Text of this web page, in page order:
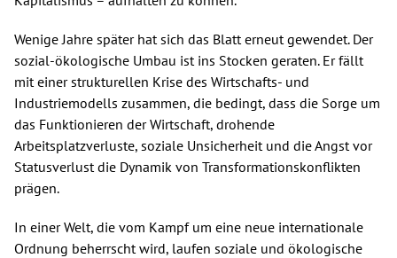
Wenige Jahre später hat sich das Blatt erneut gewendet. Der
sozial-ökologische Umbau ist ins Stocken geraten. Er fällt
mit einer strukturellen Krise des Wirtschafts- und
Industriemodells zusammen, die bedingt, dass die Sorge um
das Funktionieren der Wirtschaft, drohende
Arbeitsplatzverluste, soziale Unsicherheit und die Angst vor
Statusverlust die Dynamik von Transformationskonflikten
prägen.
In einer Welt, die vom Kampf um eine neue internationale
Ordnung beherrscht wird, laufen soziale und ökologische